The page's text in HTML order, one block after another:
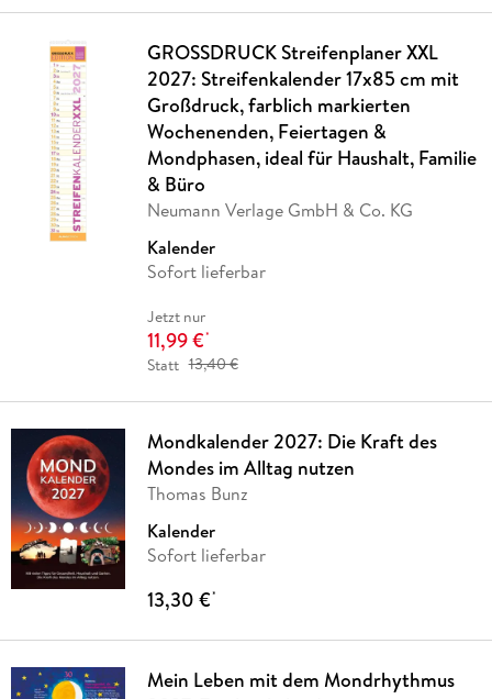
GROSSDRUCK Streifenplaner XXL
2027: Streifenkalender 17x85 cm mit
Großdruck, farblich markierten
Wochenenden, Feiertagen &
Mondphasen, ideal für Haushalt, Familie
& Büro
Neumann Verlage GmbH & Co. KG
Kalender
Sofort lieferbar
Jetzt nur
11,99 €*
Statt 13,40 €
Mondkalender 2027: Die Kraft des
Mondes im Alltag nutzen
Thomas Bunz
Kalender
Sofort lieferbar
13,30 €*
Mein Leben mit dem Mondrhythmus